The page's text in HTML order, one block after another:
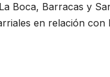
Boca, Barracas y
en relación con